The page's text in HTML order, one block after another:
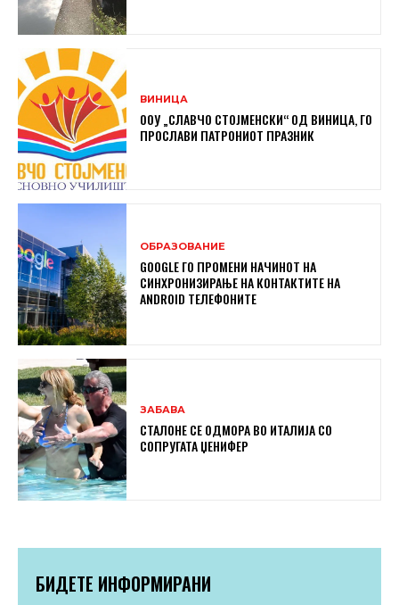
ВИНИЦА
ООУ „СЛАВЧО СТОЈМЕНСКИ“ ОД ВИНИЦА, ГО
ПРОСЛАВИ ПАТРОНИОТ ПРАЗНИК
ОБРАЗОВАНИЕ
GOOGLE ГО ПРОМЕНИ НАЧИНОТ НА
СИНХРОНИЗИРАЊЕ НА КОНТАКТИТЕ НА
ANDROID ТЕЛЕФОНИТЕ
ЗАБАВА
СТАЛОНЕ СЕ ОДМОРА ВО ИТАЛИЈА СО
СОПРУГАТА ЏЕНИФЕР
БИДЕТЕ ИНФОРМИРАНИ